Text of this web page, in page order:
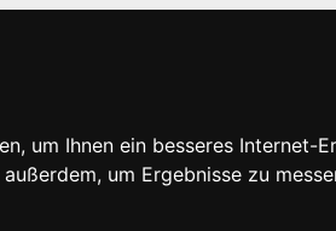
um Ihnen ein besseres Internet-
um Ergebnisse zu